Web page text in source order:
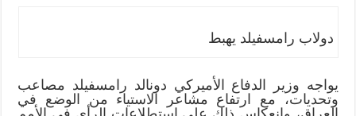
دولاب رامسفيلد يهبط
يواجه وزير الدفاع الأميركي دونالد رامسفيلد مصاعب
وتحديات، مع ارتفاع مشاعر الاستياء من الوضع في